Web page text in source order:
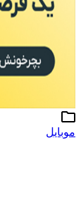
موبایل